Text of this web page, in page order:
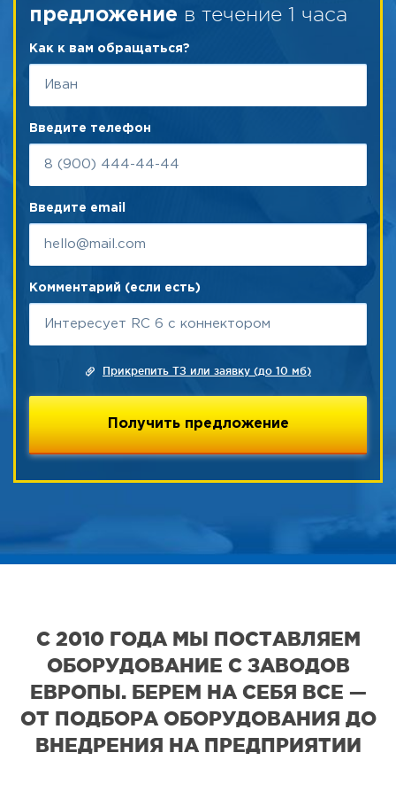
предложение в течение 1 часа
Как к вам обращаться?
Введите телефон
Введите email
Комментарий (если есть)
Прикрепить ТЗ или заявку (до 10 мб)
С 2010 ГОДА МЫ ПОСТАВЛЯЕМ
ОБОРУДОВАНИЕ С ЗАВОДОВ
ЕВРОПЫ. БЕРЕМ НА СЕБЯ ВСЕ —
ОТ ПОДБОРА ОБОРУДОВАНИЯ ДО
ВНЕДРЕНИЯ НА ПРЕДПРИЯТИИ